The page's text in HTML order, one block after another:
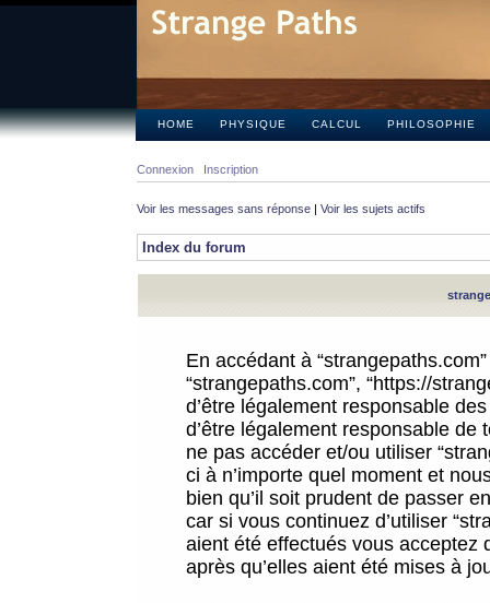
HOME PHYSIQUE CALCUL PHILOSOPHIE
Connexion Inscription
Voir les messages sans réponse | Voir les sujets actifs
Index du forum
En accédant à
“strangepaths.com”, “https://
d’être légalement responsable
d’être légalement responsable
ne pas accéder et/ou utiliser
ci à n’importe quel moment et
bien qu’il soit prudent de passer
car si vous continuez d’utiliser
aient été effectués vous acceptez
après qu’elles aient été mises à